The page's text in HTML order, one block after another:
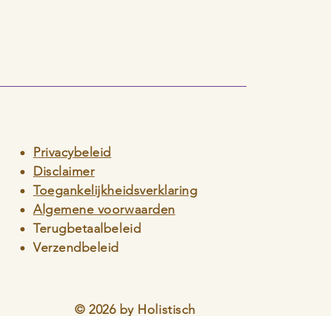
Privacybeleid
Disclaimer
Toegankelijkheidsverklaring
Algemene voorwaarden
Terugbetaalbeleid
Verzendbeleid
© 2026 by Holistisch